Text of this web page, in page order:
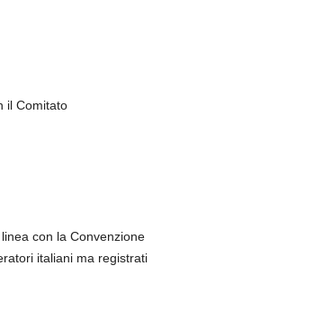
il Comitato
con la Convenzione
italiani ma registrati